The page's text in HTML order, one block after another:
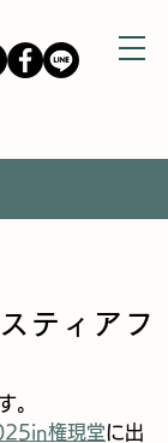
ティアフ
。
権現堂に出